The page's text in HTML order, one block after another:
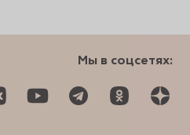
Мы в соцсетях: